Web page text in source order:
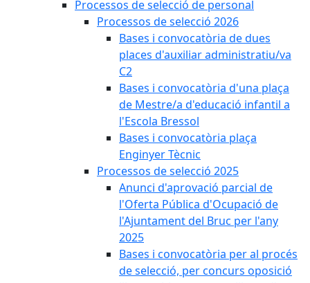
Processos de selecció de personal
Processos de selecció 2026
Bases i convocatòria de dues
places d'auxiliar administratiu/va
C2
Bases i convocatòria d'una plaça
de Mestre/a d'educació infantil a
l'Escola Bressol
Bases i convocatòria plaça
Enginyer Tècnic
Processos de selecció 2025
Anunci d'aprovació parcial de
l'Oferta Pública d'Ocupació de
l'Ajuntament del Bruc per l'any
2025
Bases i convocatòria per al procés
de selecció, per concurs oposició